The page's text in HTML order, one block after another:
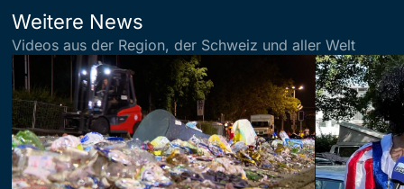
Weitere News
Videos aus der Region, der Schweiz und aller Welt